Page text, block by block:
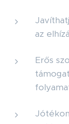
az
Erős